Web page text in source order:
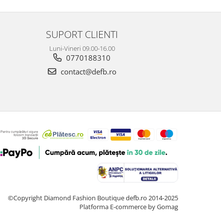
SUPORT CLIENTI
Luni-Vineri 09.00-16.00
0770188310
contact@defb.ro
©Copyright Diamond Fashion Boutique defb.ro 2014-2025
Platforma E-commerce by Gomag